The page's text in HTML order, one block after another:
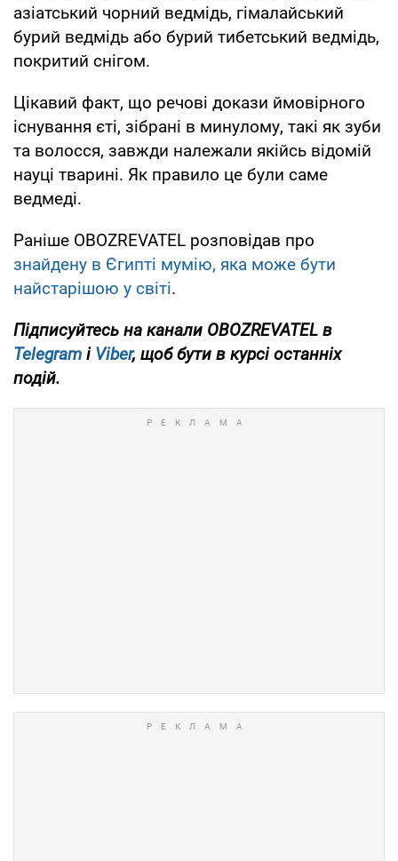
азіатський чорний ведмідь, гімалайський
бурий ведмідь або бурий тибетський ведмідь,
покритий снігом.
Цікавий факт, що речові докази ймовірного
існування єті, зібрані в минулому, такі як зуби
та волосся, завжди належали якійсь відомій
науці тварині. Як правило це були саме
ведмеді.
Раніше OBOZREVATEL розповідав про
знайдену в Єгипті мумію, яка може бути
найстарішою у світі.
Підписуйтесь на канали OBOZREVATEL в
Telegram і Viber, щоб бути в курсі останніх
подій.